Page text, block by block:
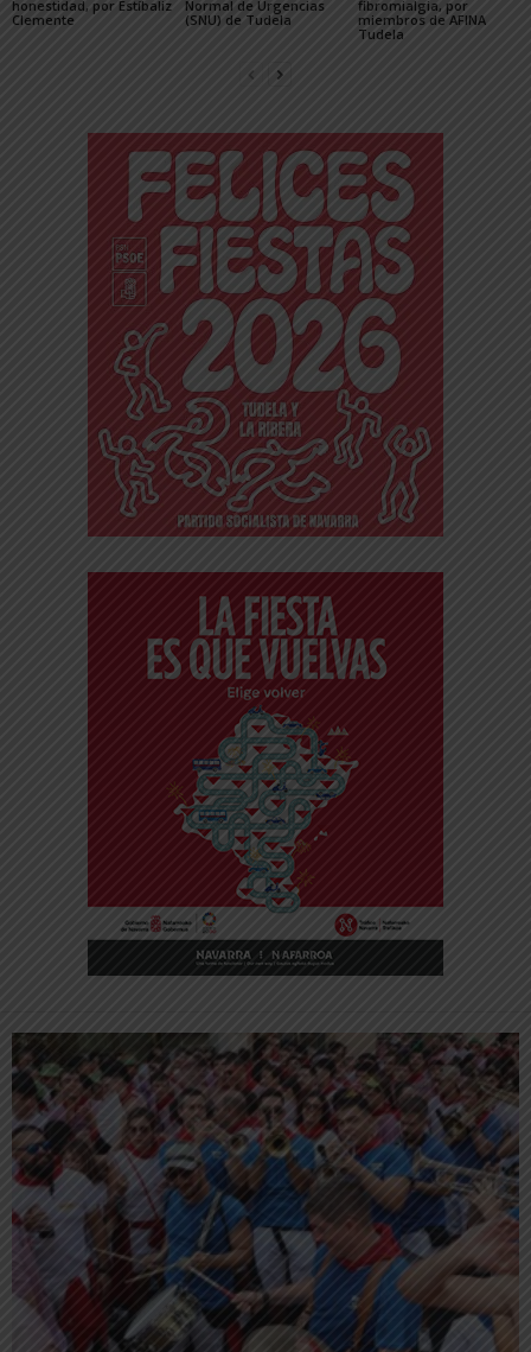
honestidad, por Estíbaliz
Clemente
Normal de Urgencias
(SNU) de Tudela
fibromialgia, por
miembros de AFINA
Tudela